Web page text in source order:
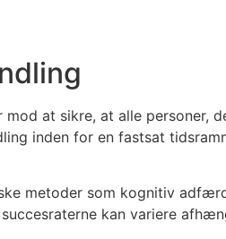
at sikre, at alle personer,
inden for en fastsat
metoder som kognitiv
kan variere